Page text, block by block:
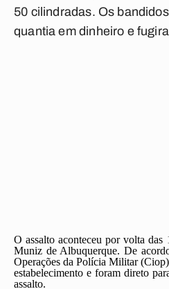
50 cilindradas. Os
quantia em dinheiro e
O assalto aconteceu por volta
Muniz de Albuquerque. De
Operações da Polícia Militar
estabelecimento e foram direto
assalto.